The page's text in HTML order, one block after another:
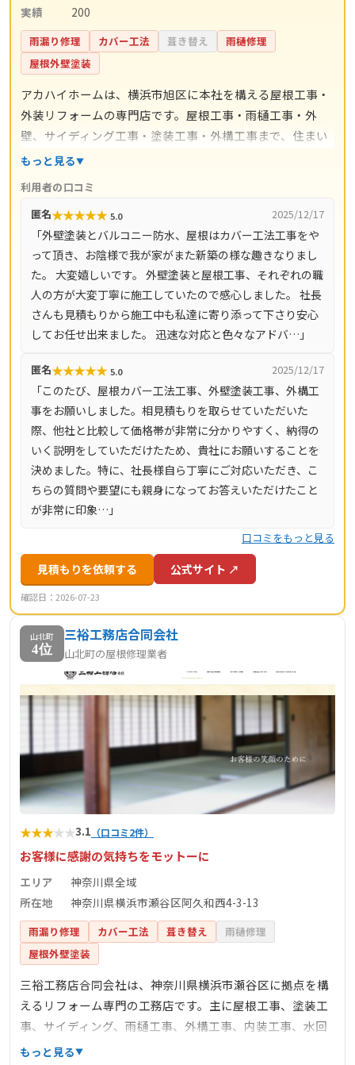
実績
200
雨漏り修理 カバー工法 葺き替え
雨樋修理
屋根外壁塗装
アカハイホームは、横浜市旭区に本社を構える屋根工事・
外装リフォームの専門店です。屋根工事・雨樋工事・外
壁、サイディング工事・塗装工事・外構工事まで、住まい
の外まわり全般をワンストップで手掛けています。施工は
ない体制で品質を守っているのが特徴。対人・対物賠償責
任保険（AIG損保の工事保険）に加入しており、万一の備
えも明確です。無料点検・無料ヒアリング・無料お見積も
りに対応し、営業時間は9時〜18時（不定休）。横浜市・
川崎市・相模原市をはじめ神奈川県全域（33市町村）と東
京都23区で対応しています。
もっと見る
利用者の口コミ
匿名★★★★★ 5.0 2025/12/17
「外壁塗装とバルコニー防水、屋根はカバー工法工事をや
って頂き、お陰様で我が家がまた新築の様な趣きなりまし
た。 大変嬉しいです。 外壁塗装と屋根工事、それぞれの職
人の方が大変丁寧に施工していたので感心しました。 社長
さんも見積もりから施工中も私達に寄り添って下さり安心
してお任せ出来ました。 迅速な対応と色々なアドバ…」
匿名★★★★★ 5.0 2025/12/17
「このたび、屋根カバー工法工事、外壁塗装工事、外構工
事をお願いしました。相見積もりを取らせていただいた
際、他社と比較して価格帯が非常に分かりやすく、納得の
いく説明をしていただけたため、貴社にお願いすることを
決めました。特に、社長様自ら丁寧にご対応いただき、こ
ちらの質問や要望にも親身になってお答えいただけたこと
が非常に印象…」
口コミをもっと見る
見積もりを依頼する 公式サイト ↗
確認日：2026-07-23
山北町
4位
三裕工務店合同会社
山北町の屋根修理業者
★★★★★3.1 （口コミ2件）
お客様に感謝の気持ちをモットーに
エリア
神奈川県全域
所在地
神奈川県横浜市瀬谷区阿久和西4-3-13
雨漏り修理 カバー工法 葺き替え
雨樋修理
屋根外壁塗装
三裕工務店合同会社は、神奈川県横浜市瀬谷区に拠点を構
えるリフォーム専門の工務店です。主に屋根工事、塗装工
事、サイディング、雨樋工事、外構工事、内装工事、水回
り工事など、多岐にわたるサービスを提供しています。お
もっと見る